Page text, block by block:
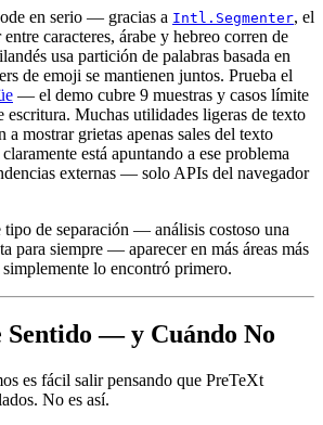
en serio — gracias a Intl.Segmenter, el
caracteres, árabe y hebreo corren de
usa partición de palabras basada en
de emoji se mantienen juntos. Prueba el
— el demo cubre 9 muestras y casos límite
escritura. Muchas utilidades ligeras de texto
a mostrar grietas apenas sales del texto
está apuntando a ese problema
externas — solo APIs del navegador
tipo de separación — análisis costoso una
para siempre — aparecer en más áreas más
lo encontró primero.
Sentido — y Cuándo No
es fácil salir pensando que PreTeXt
No es así.